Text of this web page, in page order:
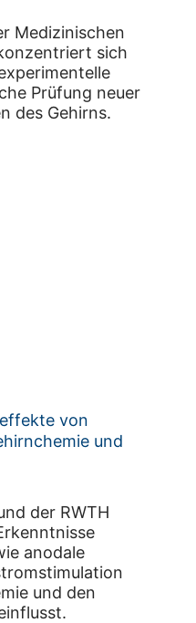
Medizinischen
sich
Prüfung neuer
des Gehirns.
von
und
der RWTH
anodale
und den